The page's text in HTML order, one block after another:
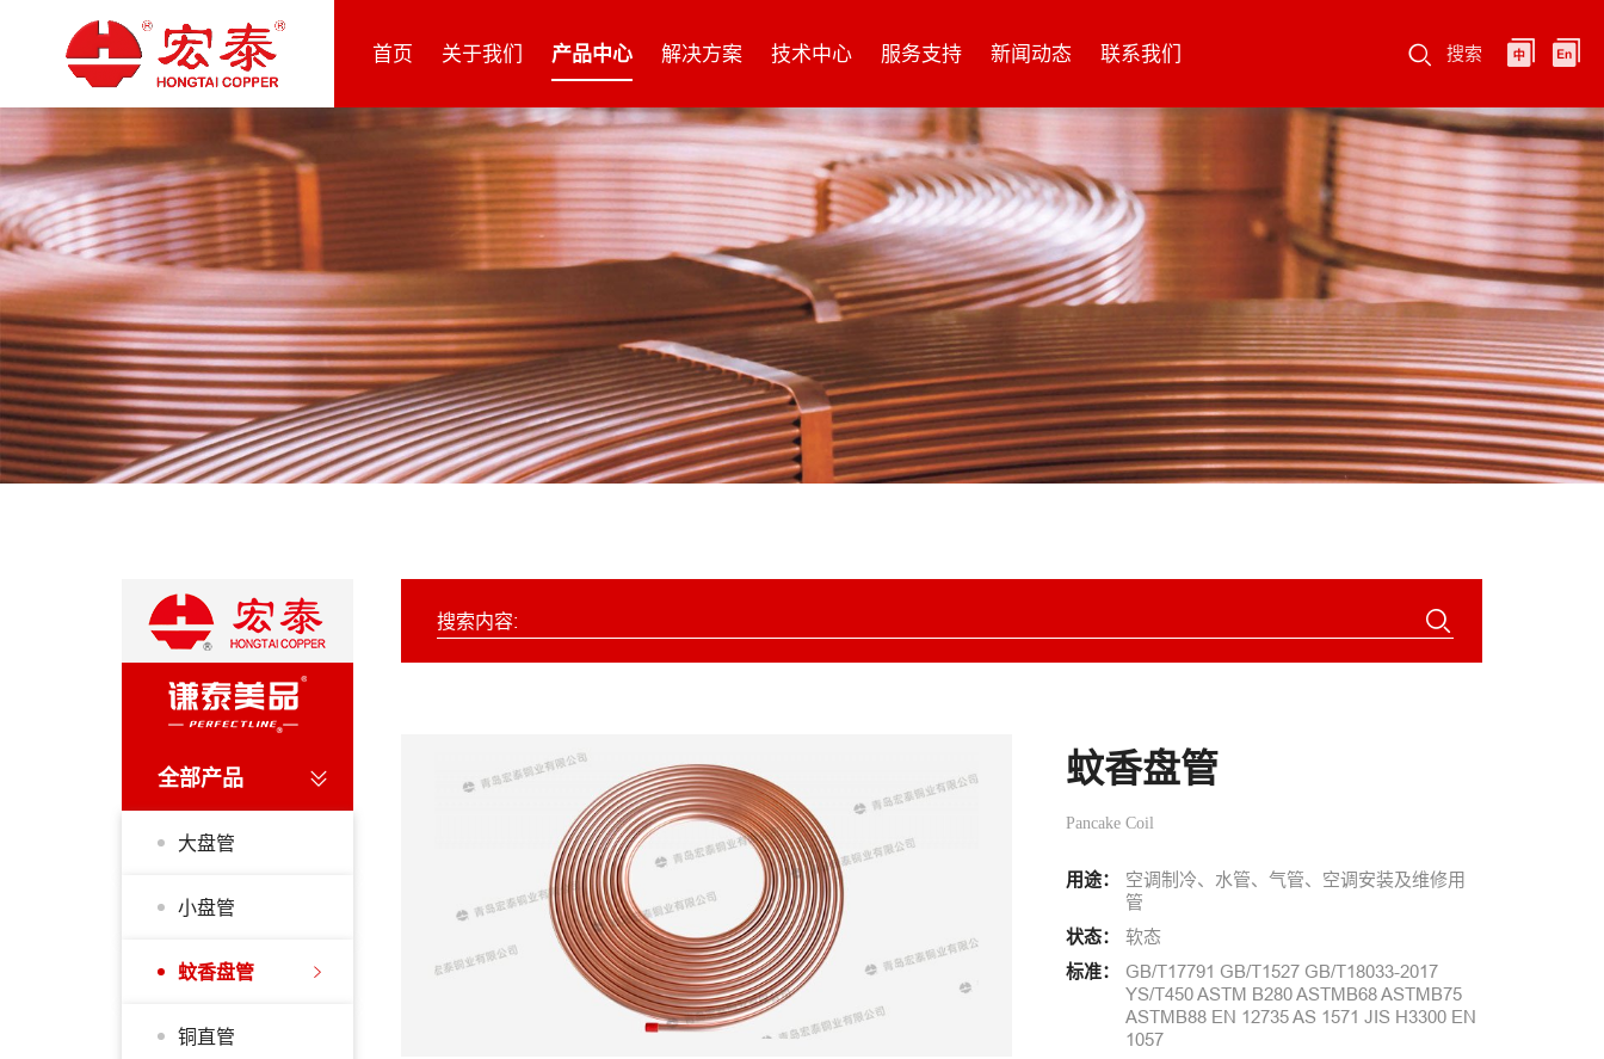
搜索
首页 关于我们 产品中心 解决方案 技术中心 服务支持 新闻动态 联系我们
全部产品
大盘管
小盘管
蚊香盘管
铜直管
蚊香盘管
Pancake Coil
用途：
空调制冷、水管、气管、空调安装及维修用
管
状态：
软态
标准：
GB/T17791 GB/T1527 GB/T18033-2017
YS/T450 ASTM B280 ASTMB68 ASTMB75
ASTMB88 EN 12735 AS 1571 JIS H3300 EN
1057